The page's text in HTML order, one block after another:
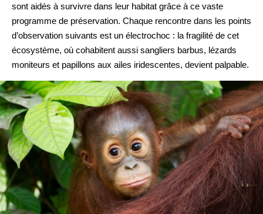
sont aidés à survivre dans leur habitat grâce à ce vaste
programme de préservation. Chaque rencontre dans les points
d’observation suivants est un électrochoc : la fragilité de cet
écosystème, où cohabitent aussi sangliers barbus, lézards
moniteurs et papillons aux ailes iridescentes, devient palpable.